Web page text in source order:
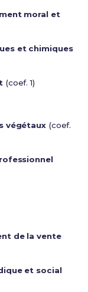
moral et
et chimiques
(coef. 1)
végétaux(coef.
de la vente
et social